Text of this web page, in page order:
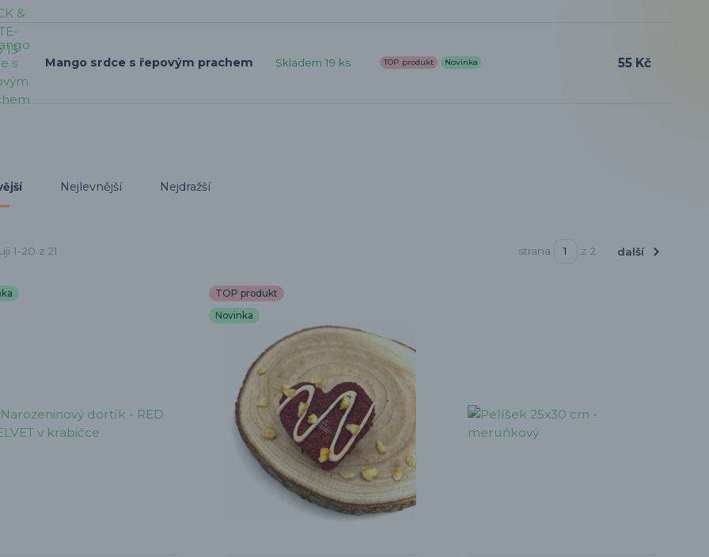
Mango srdce s řepovým prachem Skladem 19 ks TOP produkt Novinka 55 Kč
Nejlevnější Nejdražší
1-20 z 21 strana z 2 další
TOP produkt
Novinka